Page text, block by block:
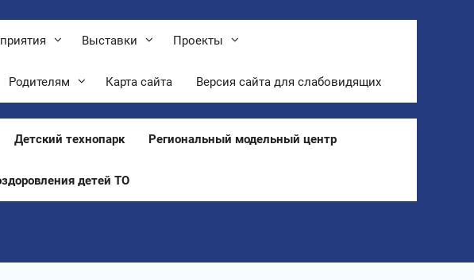
Выставки Проекты
Родителям Карта сайта Версия сайта для слабовидящих
Детский технопарк Региональный модельный центр
детей ТО